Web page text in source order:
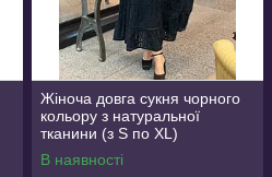
Жіноча довга сукня чорного
кольору з натуральної
тканини (з S по XL)
В наявності